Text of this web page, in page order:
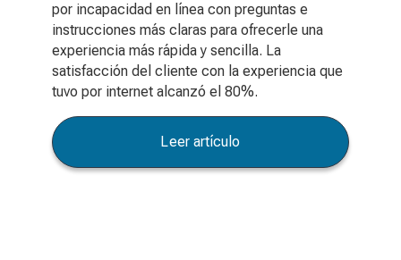
por incapacidad en línea con preguntas e
instrucciones más claras para ofrecerle una
experiencia más rápida y sencilla. La
satisfacción del cliente con la experiencia que
tuvo por internet alcanzó el 80%.
Leer artículo